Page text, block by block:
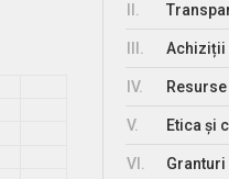
Achiziții
IV.
V. Etica și
VI.